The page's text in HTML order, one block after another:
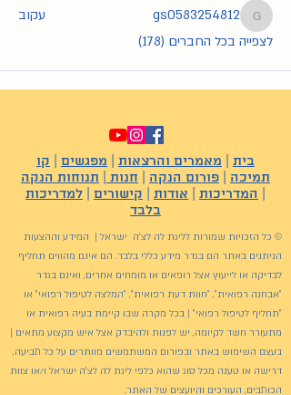
gs0583254812
gs0583254812
עקוב
לצפייה בכל החברים (178)
בית מאמרים והרצאות מפגשים
קו
תמיכה
פורום הנקה חנות
תנוחות הנקה
המדריכות אודות קישורים
למדריכות
בלבד
© כל הזכויות שמורות לליגת לה לצ'ה ישראל | המידע וההצעות
הניתנים באתר הם בגדר מידע כללי בלבד. הם אינם מהווים תחליף
לבדיקה או לייעוץ אצל רופאים או מומחים אחרים, ואינם בגדר
"אבחנה רפואית", "חוות דעת רפואית", "המלצה לטיפול רפואי" או
"תחליף לטיפול רפואי" | בכל מקרה שבו קיימת בעיה רפואית או
מתעורר חשד לקיומה, יש לפנות ולהיבדק אצל איש מקצוע מתאים |
בעצם השימוש באתר ובפורום המשתמשים מוותרים על כל תביעה,
דרישה או טענה מכל סוג שהוא כלפי ליגת לה לצ'ה ישראל ו/או צוות
הכותבים, העורכים והיועצים של האתר.